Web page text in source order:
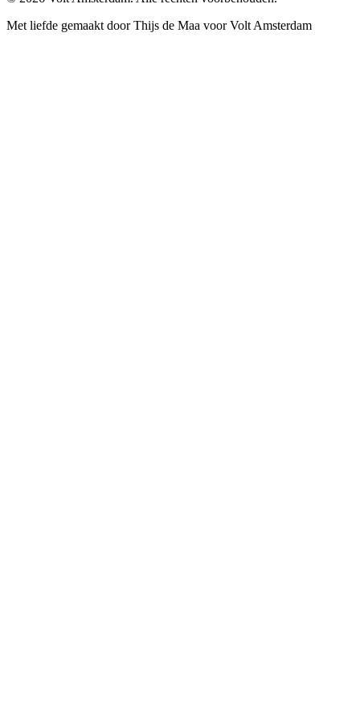
Met liefde gemaakt door Thijs de Maa voor Volt Amsterdam